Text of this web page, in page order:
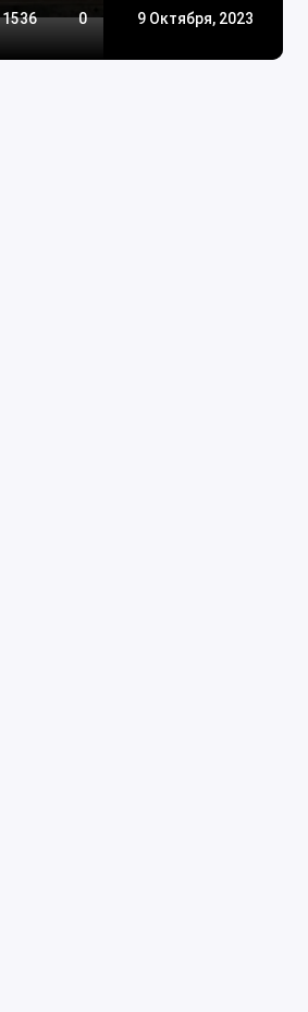
1536 0 9 Октября, 2023